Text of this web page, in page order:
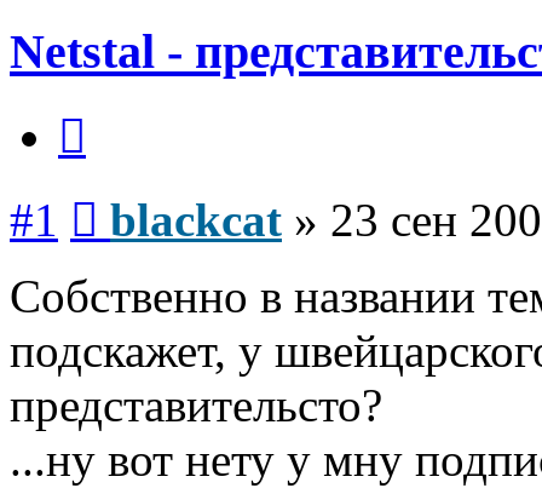
Netstal -
#1 blackcat » 23 сен
Собственно в названии
подскажет, у
представительсто?
...ну вот нету у мну